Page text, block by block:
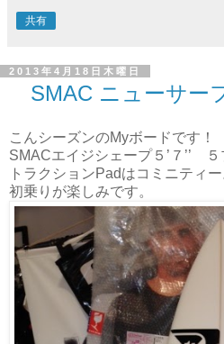
共有
2013年4月18日木曜日
SMAC ニューサー
こんシーズンのMyボードです！
SMACエイジシェープ５’７’’
トラクションPadはコミニティー
初乗りが楽しみです。